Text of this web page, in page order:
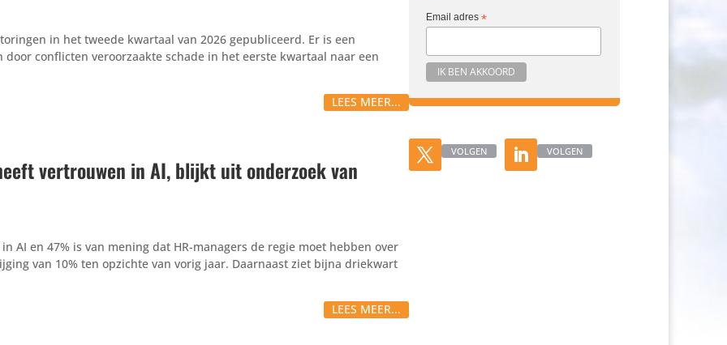
in het tweede kwartaal van 2026 gepubliceerd. Er is een
conflicten veroorzaakte schade in het eerste kwartaal naar een
LEES MEER...
vertrouwen in AI, blijkt uit onderzoek van
AI en 47% is van mening dat HR-managers de regie moet hebben over
van 10% ten opzichte van vorig jaar. Daarnaast ziet bijna driekwart
LEES MEER...
Email adres *
VOLGEN VOLGEN